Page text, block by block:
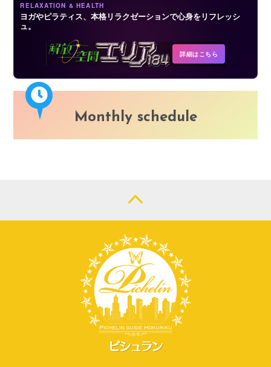
RELAXATION & HEALTH
ヨガやピラティス、本格リラクゼーションで心身をリフレッシ
ュ。
詳細はこちら
Monthly schedule